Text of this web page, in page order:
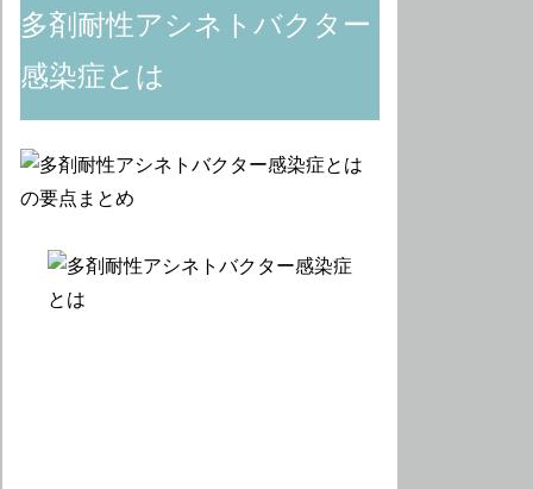
多剤耐性アシネトバクター
感染症とは